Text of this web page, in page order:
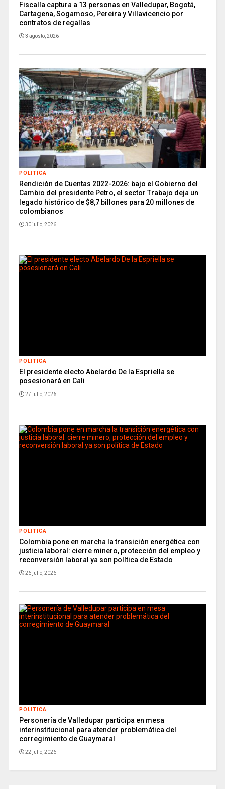
Fiscalía captura a 13 personas en Valledupar, Bogotá,
Cartagena, Sogamoso, Pereira y Villavicencio por
contratos de regalías
3 agosto, 2026
POLITICA
Rendición de Cuentas 2022-2026: bajo el Gobierno del
Cambio del presidente Petro, el sector Trabajo deja un
legado histórico de $8,7 billones para 20 millones de
colombianos
30 julio, 2026
POLITICA
El presidente electo Abelardo De la Espriella se
posesionará en Cali
27 julio, 2026
POLITICA
Colombia pone en marcha la transición energética con
justicia laboral: cierre minero, protección del empleo y
reconversión laboral ya son política de Estado
26 julio, 2026
POLITICA
Personería de Valledupar participa en mesa
interinstitucional para atender problemática del
corregimiento de Guaymaral
22 julio, 2026